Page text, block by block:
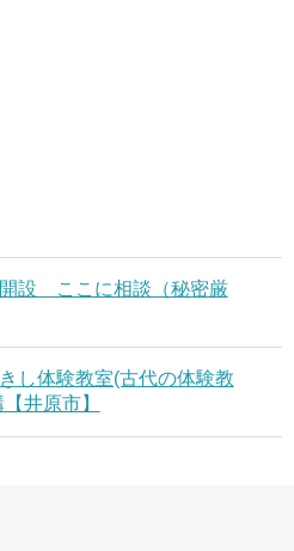
設 ここに相談（秘密厳
し体験教室(古代の体験教
井原市】